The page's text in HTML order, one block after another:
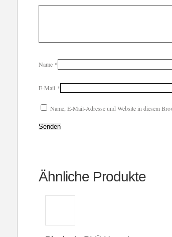
Name *
E-Mail *
Name, E-Mail-Adresse und Website in diesem
Ähnliche Produkte